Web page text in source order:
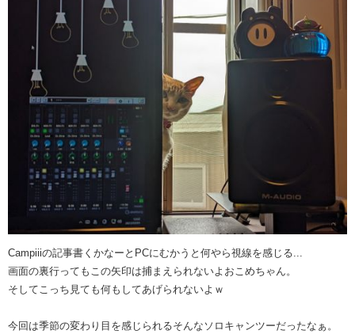
Campiiiの記事書くかなーとPCにむかうと何やら視線を感じる...
画面の裏行ってもこの矢印は捕まえられないよおこめちゃん。
そしてこっち見ても何もしてあげられないよｗ
今回は季節の変わり目を感じられるそんなソロキャンツーだったなぁ。